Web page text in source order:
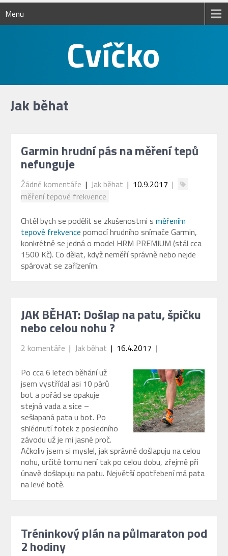
Menu
Jak běhat
Garmin hrudní pás na měření tepů
nefunguje
Žádné komentáře | Jak běhat | 10.9.2017 |
měření tepové frekvence
Chtěl bych se podělit se zkušenostmi s měřením
tepové frekvence pomocí hrudního snímače Garmin,
konkrétně se jedná o model HRM PREMIUM (stál cca
1500 Kč). Co dělat, když neměří správně nebo nejde
spárovat se zařízením.
JAK BĚHAT: Došlap na patu, špičku
nebo celou nohu ?
2 komentáře | Jak běhat | 16.4.2017 |
Po cca 6 letech běhání už
jsem vystřídal asi 10 párů
bot a pořád se opakuje
stejná vada a sice –
sešlapaná pata u bot. Po
shlédnutí fotek z posledního
závodu už je mi jasné proč.
Ačkoliv jsem si myslel, jak správně došlapuju na celou
nohu, určitě tomu není tak po celou dobu, zřejmě při
únavě došlapuju na patu. Největší opotřebení má pata
na levé botě.
Tréninkový plán na půlmaraton pod
2 hodiny